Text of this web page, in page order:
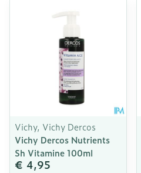
Vichy, Vichy Dercos
Vichy Dercos Nutrients
Sh Vitamine 100ml
€ 4,95